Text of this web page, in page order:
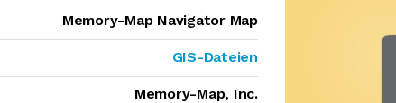
Memory-Map Navigator Map
GIS-Dateien
Memory-Map, Inc.